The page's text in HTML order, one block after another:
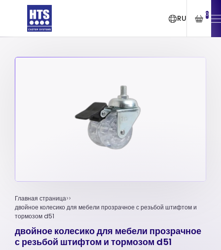
RU 0
Главная страница
двойное колесико для мебели прозрачное с резьбой штифтом и
тормозом d51
двойное колесико для мебели прозрачное
с резьбой штифтом и тормозом d51